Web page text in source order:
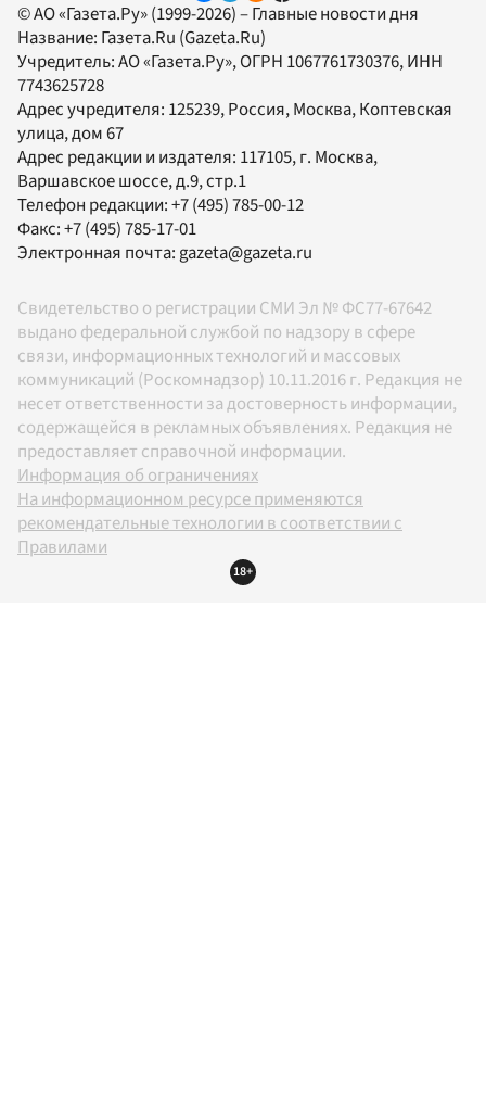
© АО «Газета.Ру» (1999-2026) – Главные новости дня
Название: Газета.Ru (Gazeta.Ru)
Учредитель:АО «Газета.Ру», ОГРН 1067761730376, ИНН
7743625728
Адрес учредителя: 125239, Россия, Москва, Коптевская
улица, дом 67
Адрес редакции и издателя: 117105, г. Москва,
Варшавское шоссе, д.9, стр.1
Телефон редакции:+7 (495) 785-00-12
Факс:+7 (495) 785-17-01
Электронная почта:gazeta@gazeta.ru
Свидетельство о регистрации СМИ Эл № ФС77-67642
выдано федеральной службой по надзору в сфере
связи, информационных технологий и массовых
коммуникаций (Роскомнадзор) 10.11.2016 г. Редакция не
несет ответственности за достоверность информации,
содержащейся в рекламных объявлениях. Редакция не
предоставляет справочной информации.
Информация об ограничениях
На информационном ресурсе применяются
рекомендательные технологии в соответствии с
Правилами
18+